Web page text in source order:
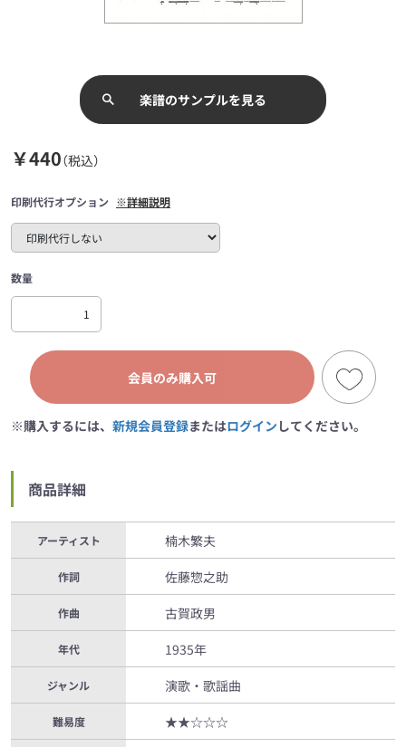
楽譜のサンプルを見る
￥440（税込）
印刷代行オプション ※詳細説明
数量
会員のみ購入可
※購入するには、 新規会員登録またはログイン してください。
商品詳細
アーティスト 楠木繁夫
作詞 佐藤惣之助
作曲 古賀政男
年代 1935年
ジャンル 演歌・歌謡曲
難易度 ★★☆☆☆